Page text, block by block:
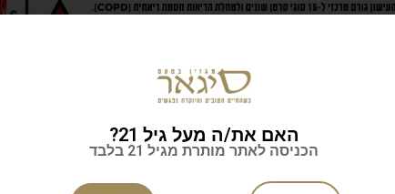
האם את/ה מעל גיל 21?
הכניסה לאתר מותרת מגיל 21 בלבד